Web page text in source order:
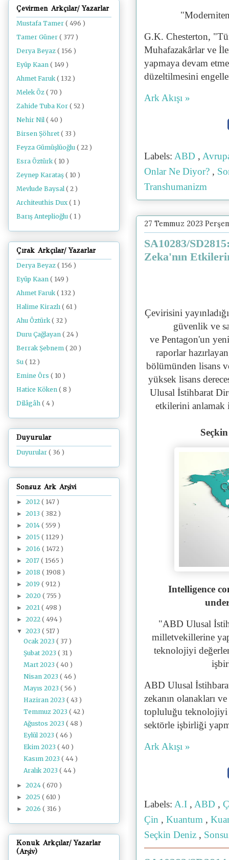
G.K. Chesterton,
Muhafazakârlar ve
yapmaya devam
düzeltilmesini
Ark Akışı »
Labels: ABD ,
Onlar Ne Diyor? ,
Transhumanizm
27 Temmuz 2023
SA10283/
Zeka'nın
Çevirisini
güvenlik ve
ve Pentagon'un
raporlar
bölümünden lisans
yüksek lisans
Ulusal İstihbarat
etkilerini anlamak
Intelligence
"ABD Ulusal
milletvekillerine
teknolojiyi
ABD Ulusal
zekanın olanakları
topluluğu teknolojiyi
sektörle işbirliği
Ark Akışı »
Labels: A.I , ABD ,
Çin , Kuantum ,
Seçkin Deniz ,
Çevirmen Arkçılar/ Yazarlar
Mustafa Tamer ( 496 )
Tamer Güner ( 377 )
Derya Beyaz ( 156 )
Eyüp Kaan ( 149 )
Ahmet Faruk ( 132 )
Melek Öz ( 70 )
Zahide Tuba Kor ( 52 )
Nehir Nil ( 40 )
Birsen Şöhret ( 33 )
Feyza Gümüşlüoğlu ( 22 )
Esra Öztürk ( 10 )
Zeynep Karataş ( 10 )
Mevlude Baysal ( 2 )
Architeuthis Dux ( 1 )
Barış Anteplioğlu ( 1 )
Çırak Arkçılar/ Yazarlar
Derya Beyaz ( 156 )
Eyüp Kaan ( 149 )
Ahmet Faruk ( 132 )
Halime Kirazlı ( 61 )
Ahu Öztürk ( 32 )
Duru Çağlayan ( 24 )
Berrak Şebnem ( 20 )
Su ( 12 )
Emine Örs ( 10 )
Hatice Köken ( 8 )
Dilâgâh ( 4 )
Duyurular
Duyurular ( 36 )
Sonsuz Ark Arşivi
► 2012 ( 147 )
► 2013 ( 382 )
► 2014 ( 559 )
► 2015 ( 1129 )
► 2016 ( 1472 )
► 2017 ( 1565 )
► 2018 ( 1908 )
► 2019 ( 912 )
► 2020 ( 755 )
► 2021 ( 498 )
► 2022 ( 494 )
▼ 2023 ( 517 )
Ocak 2023( 37 )
Şubat 2023( 31 )
Mart 2023( 40 )
Nisan 2023( 46 )
Mayıs 2023( 56 )
Haziran 2023( 43 )
Temmuz 2023( 42 )
Ağustos 2023( 48 )
Eylül 2023( 46 )
Ekim 2023( 40 )
Kasım 2023( 44 )
Aralık 2023( 44 )
► 2024 ( 670 )
► 2025 ( 610 )
► 2026 ( 316 )
Konuk Arkçılar/ Yazarlar
(Arşiv)